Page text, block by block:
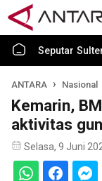
Seputar
ANTARA Nasional
Kemarin,
aktivitas
Selasa, 9 Juni